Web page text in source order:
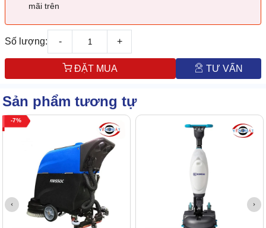
mãi trên
Số lượng: - +
ĐẶT MUA TƯ VẤN
Sản phẩm tương tự
7